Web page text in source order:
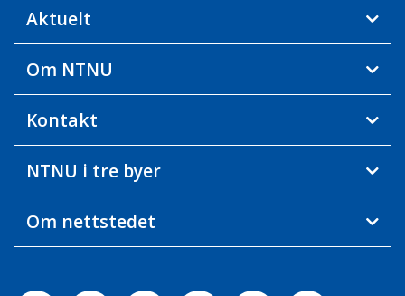
Aktuelt
Om NTNU
Kontakt
NTNU i tre byer
Om nettstedet